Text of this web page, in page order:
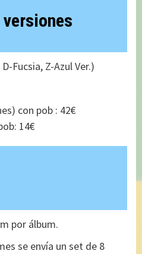
Fucsia, Z-Azul Ver.)
con pob : 42€
14€
por álbum.
se envía un set de 8